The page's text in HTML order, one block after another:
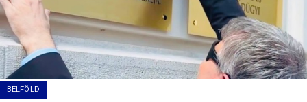
BELFÖLD